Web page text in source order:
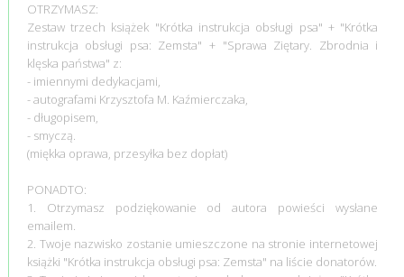
OTRZYMASZ:
Zestaw trzech książek "Krótka instrukcja obsługi psa" + "Krótka
instrukcja obsługi psa: Zemsta" + "Sprawa Ziętary. Zbrodnia i
klęska państwa" z:
- imiennymi dedykacjami,
- autografami Krzysztofa M. Kaźmierczaka,
- długopisem,
- smyczą.
(miękka oprawa, przesyłka bez dopłat)
PONADTO:
1. Otrzymasz podziękowanie od autora powieści wysłane
emailem.
2. Twoje nazwisko zostanie umieszczone na stronie internetowej
książki "Krótka instrukcja obsługi psa: Zemsta" na liście donatorów.